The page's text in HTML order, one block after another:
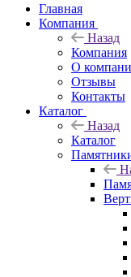
Главная
Компания
Назад
Компания
О
Отзывы
Контакты
Каталог
Назад
Каталог